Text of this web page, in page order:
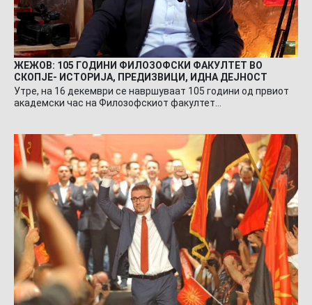
ЖЕЖОВ: 105 ГОДИНИ ФИЛОЗОФСКИ ФАКУЛТЕТ ВО
СКОПЈЕ- ИСТОРИЈА, ПРЕДИЗВИЦИ, ИДНА ДЕЈНОСТ
Утре, на 16 декември се навршуваат 105 години од првиот
академски час на Филозофскиот факултет…